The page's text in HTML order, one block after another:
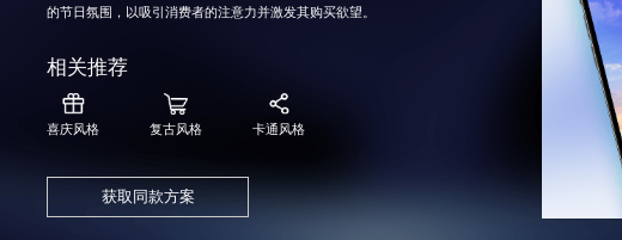
的节日氛围，以吸引消费者的注意力并激发其购买欲望。
相关推荐
喜庆风格 复古风格 卡通风格
获取同款方案